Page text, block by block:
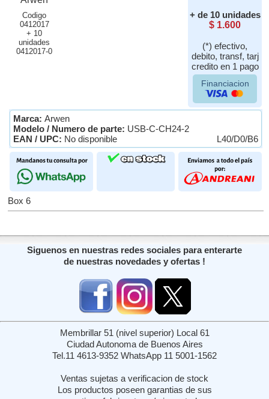
Codigo
0412017
+ 10
unidades
0412017-0
+ de 10 unidades
$ 1.600
(*) efectivo,
debito, transf, tarj
credito en 1 pago
Financiacion
Marca: Arwen
Modelo / Numero de parte: USB-C-CH24-2
EAN / UPC: No disponible L40/D0/B6
Box 6
Siguenos en nuestras redes sociales para enterarte
de nuestras novedades y ofertas !
Membrillar 51 (nivel superior) Local 61
Ciudad Autonoma de Buenos Aires
Tel.11 4613-9352 WhatsApp 11 5001-1562
Ventas sujetas a verificacion de stock
Los productos poseen garantias de sus